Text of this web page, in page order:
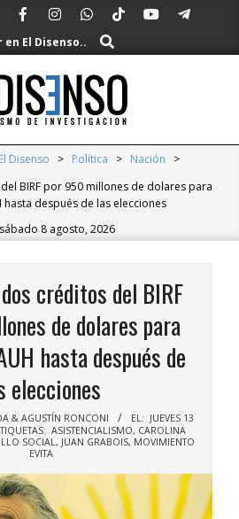
en El Disenso..
Buscar
El Disenso > Política > Nación
>
BIRF por 950 millones de dolares para
hasta después de las elecciones
sábado 8 agosto, 2026
créditos del BIRF
de dolares para
hasta después de
elecciones
& AGUSTÍN RONCONI EL: JUEVES 13
ASISTENCIALISMO, CAROLINA
SOCIAL, JUAN GRABOIS, MOVIMIENTO
EVITA